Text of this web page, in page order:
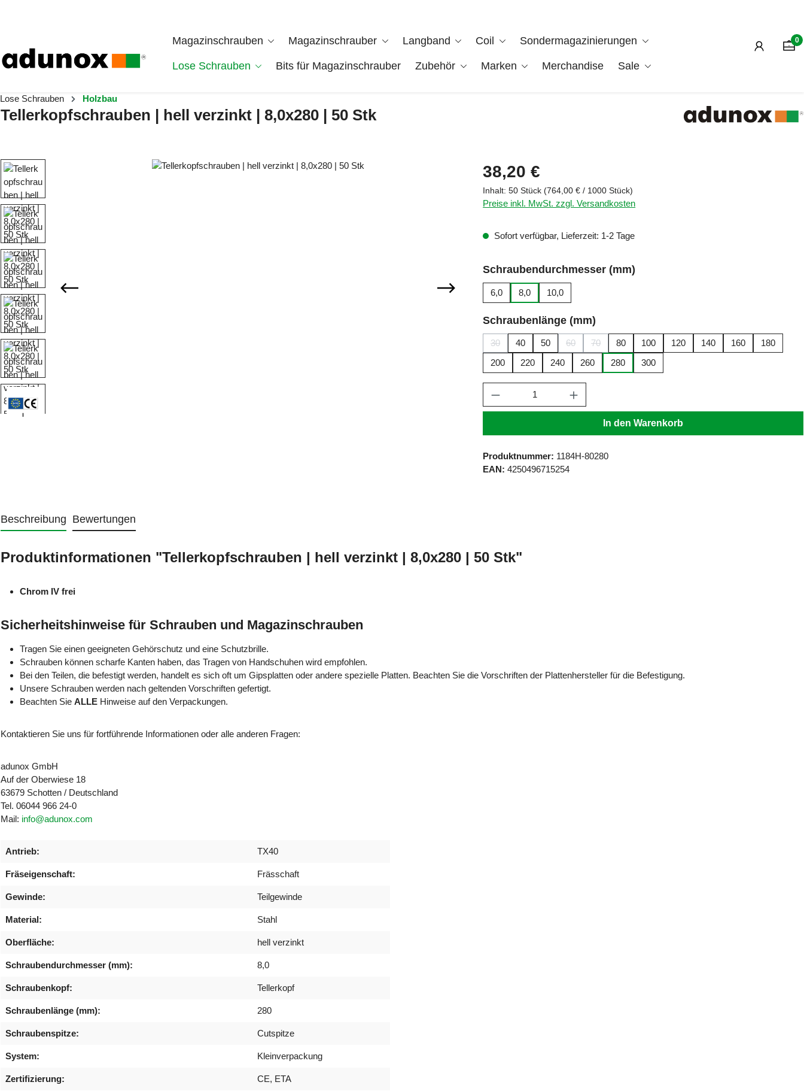
Magazinschrauben Magazinschrauber Langband Coil Sondermagazinierungen
Lose Schrauben Bits für Magazinschrauber Zubehör Marken Merchandise Sale
0
Lose Schrauben Holzbau
Tellerkopfschrauben | hell verzinkt | 8,0x280 | 50 Stk
Bildergalerie überspringen Regulärer Preis:
38,20 €
Inhalt:50 Stück(764,00 € / 1000 Stück)
Preise inkl. MwSt. zzgl. Versandkosten
Sofort verfügbar, Lieferzeit: 1-2 Tage
Schraubendurchmesser (mm)
6,0 8,0 10,0
Schraubenlänge (mm)
30 40 50 60 70 80 100 120 140 160
180
200
220 240 260 280 300
Produkt Anzahl: Gib den gewünschten Wert ein
In den Warenkorb
Produktnummer: 1184H-80280
EAN: 4250496715254
Beschreibung Bewertungen
Produktinformationen "Tellerkopfschrauben | hell verzinkt | 8,0x280 | 50 Stk"
Chrom IV frei
Sicherheitshinweise für Schrauben und Magazinschrauben
Tragen Sie einen geeigneten Gehörschutz und eine Schutzbrille.
Schrauben können scharfe Kanten haben, das Tragen von Handschuhen wird empfohlen.
Bei den Teilen, die befestigt werden, handelt es sich oft um Gipsplatten oder andere spezielle Platten. Beachten Sie die Vorschriften der Plattenhersteller für die Befestigung.
Unsere Schrauben werden nach geltenden Vorschriften gefertigt.
Beachten Sie ALLE Hinweise auf den Verpackungen.
Kontaktieren Sie uns für fortführende Informationen oder alle anderen Fragen:
adunox GmbH
Auf der Oberwiese 18
63679 Schotten / Deutschland
Tel. 06044 966 24-0
Mail: info@adunox.com
Antrieb: TX40
Fräseigenschaft: Frässchaft
Gewinde: Teilgewinde
Material: Stahl
Oberfläche: hell verzinkt
Schraubendurchmesser (mm): 8,0
Schraubenkopf: Tellerkopf
Schraubenlänge (mm): 280
Schraubenspitze: Cutspitze
System: Kleinverpackung
Zertifizierung: CE, ETA